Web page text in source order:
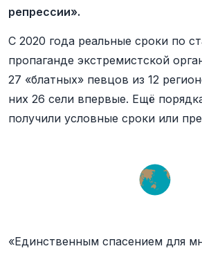
репрессии».
С 2020 года реальные сроки по
пропаганде экстремистской
27 «блатных» певцов из 12
них 26 сели впервые. Ещё
получили условные сроки или
«Единственным спасением для